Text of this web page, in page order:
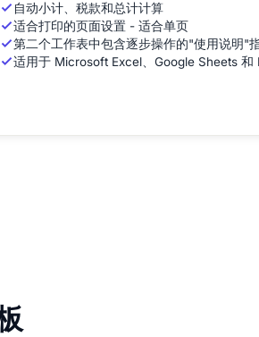
自动小计、税款和总计计算
适合打印的页面设置 - 适合单页
第二个工作表中包含逐步操作的"使用说明"
适用于 Microsoft Excel、Google Sheets